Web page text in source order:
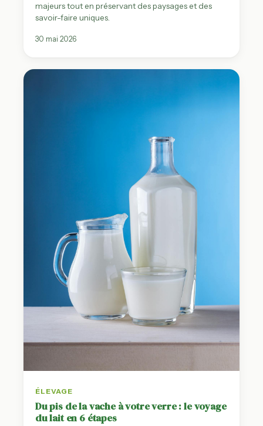
majeurs tout en préservant des paysages et des
savoir-faire uniques.
30 mai 2026
ÉLEVAGE
Du pis de la vache à votre verre : le voyage
du lait en 6 étapes